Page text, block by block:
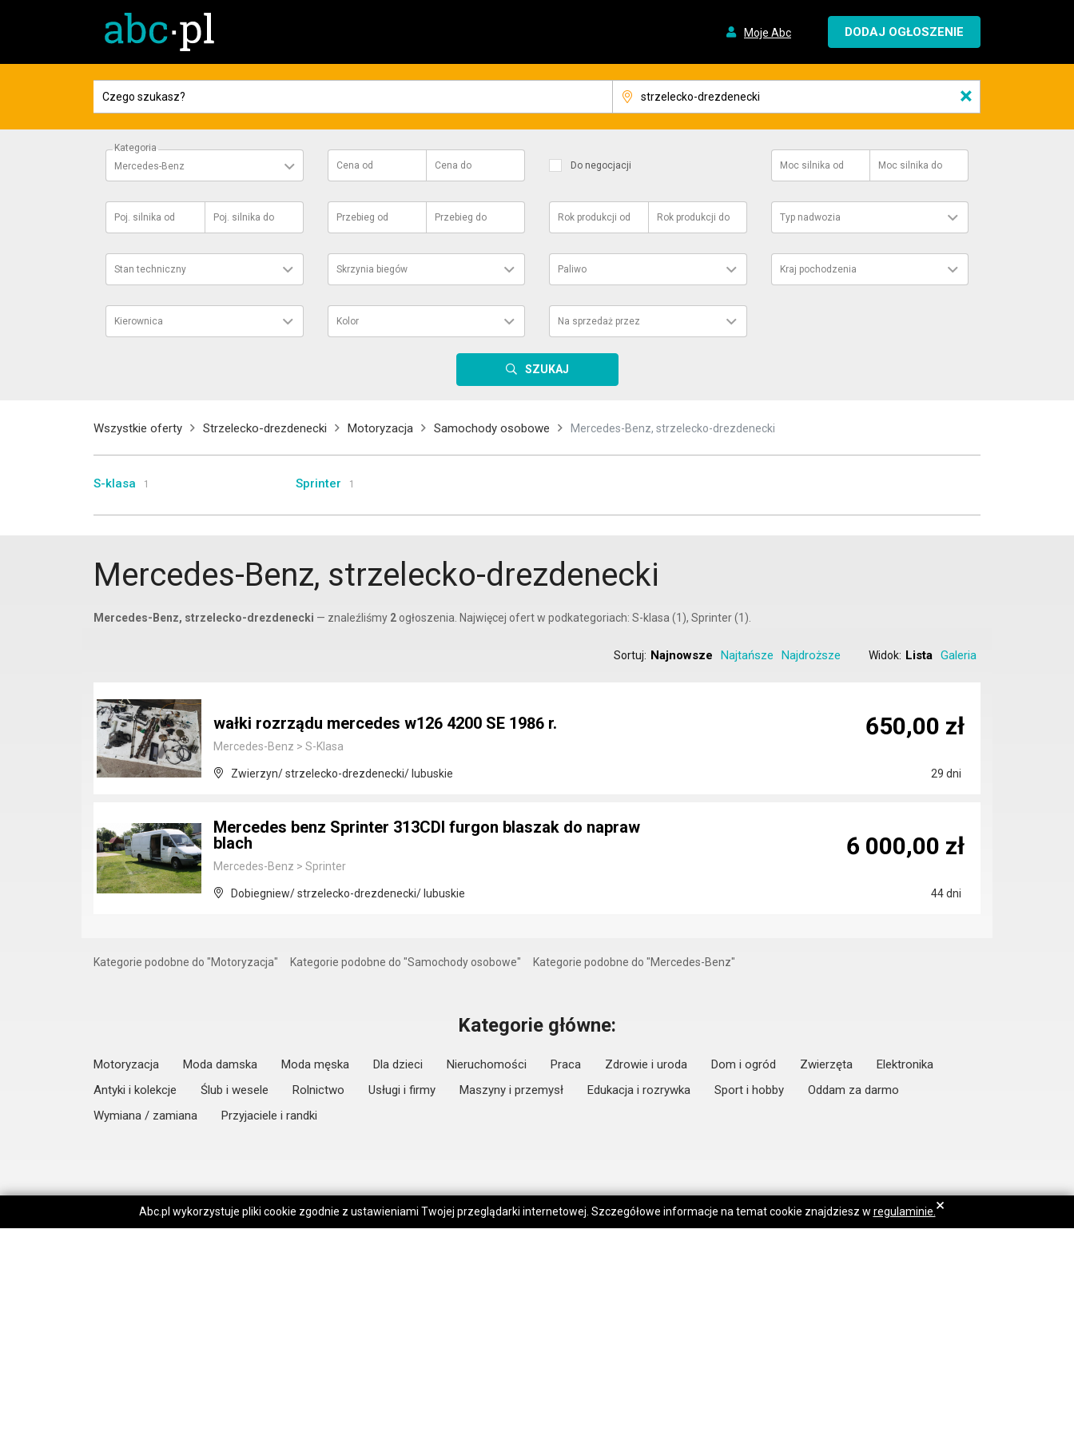
Moje Abc DODAJ OGŁOSZENIE
×
Kategoria
Mercedes-Benz
Cena od Cena do Do negocjacji Moc silnika od Moc silnika do
Poj. silnika od Poj. silnika do Przebieg od Przebieg do Rok produkcji od Rok produkcji do Typ nadwozia
Stan techniczny Skrzynia biegów Paliwo Kraj pochodzenia
Kierownica Kolor Na sprzedaż przez
SZUKAJ
Wszystkie oferty Strzelecko-drezdenecki Motoryzacja Samochody osobowe Mercedes-Benz, strzelecko-drezdenecki
S-klasa 1 Sprinter 1
Mercedes-Benz, strzelecko-drezdenecki
Mercedes-Benz, strzelecko-drezdenecki — znaleźliśmy 2 ogłoszenia. Najwięcej ofert w podkategoriach: S-klasa (1), Sprinter (1).
Sortuj: Najnowsze Najtańsze Najdroższe Widok: Lista Galeria
wałki rozrządu mercedes w126 4200 SE 1986 r.
Mercedes-Benz > S-Klasa
Zwierzyn/ strzelecko-drezdenecki/ lubuskie 29 dni
650,00 zł
Mercedes benz Sprinter 313CDI furgon blaszak do napraw
blach
Mercedes-Benz > Sprinter
Dobiegniew/ strzelecko-drezdenecki/ lubuskie 44 dni
6 000,00 zł
Kategorie podobne do "Motoryzacja" Kategorie podobne do "Samochody osobowe" Kategorie podobne do "Mercedes-Benz"
Kategorie główne:
Motoryzacja Moda damska Moda męska Dla dzieci Nieruchomości Praca Zdrowie i uroda Dom i ogród Zwierzęta
Elektronika
Antyki i kolekcje
Ślub i wesele Rolnictwo Usługi i firmy Maszyny i przemysł Edukacja i rozrywka Sport i hobby
Oddam za darmo
Wymiana / zamiana
Przyjaciele i randki
Abc.pl wykorzystuje pliki cookie zgodnie z ustawieniami Twojej przeglądarki internetowej. Szczegółowe informacje na temat cookie znajdziesz w regulaminie. ×